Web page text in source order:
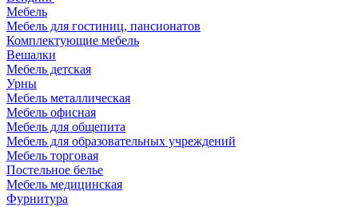
Мебель
Мебель для гостиниц, пансионатов
Комплектующие мебель
Вешалки
Мебель детская
Урны
Мебель металлическая
Мебель офисная
Мебель для общепита
Мебель для образовательных учреждений
Мебель торговая
Постельное белье
Мебель медицинская
Фурнитура